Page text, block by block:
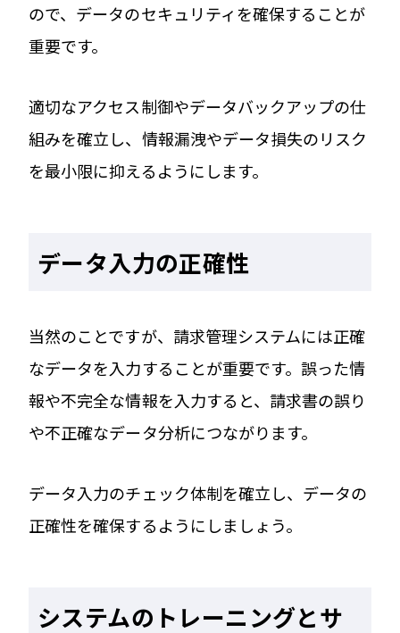
ので、データのセキュリティを確保することが
重要です。
適切なアクセス制御やデータバックアップの仕
組みを確立し、情報漏洩やデータ損失のリスク
を最小限に抑えるようにします。
データ入力の正確性
当然のことですが、請求管理システムには正確
なデータを入力することが重要です。誤った情
報や不完全な情報を入力すると、請求書の誤り
や不正確なデータ分析につながります。
データ入力のチェック体制を確立し、データの
正確性を確保するようにしましょう。
システムのトレーニングとサ